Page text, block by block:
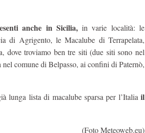
anche in Sicilia,in varie località: le
di Agrigento, le Macalube di Terrapelata,
dove troviamo ben tre siti (due siti sono nel
comune di Belpasso, ai confini di Paternò,
lunga lista di macalube sparsa per l’Italiail
(Foto Meteoweb.eu)